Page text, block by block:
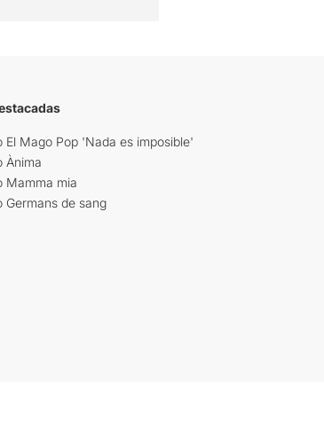
El Mago Pop 'Nada es imposible'
Ànima
Mamma mia
Germans de sang